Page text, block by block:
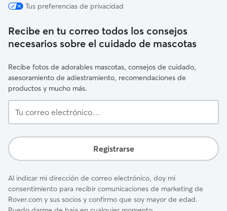
Tus preferencias de privacidad
Recibe en tu correo todos los consejos
necesarios sobre el cuidado de mascotas
Recibe fotos de adorables mascotas, consejos de cuidado,
asesoramiento de adiestramiento, recomendaciones de
productos y mucho más.
correo
Registrarse
Al indicar mi dirección de correo electrónico, doy mi
consentimiento para recibir comunicaciones de marketing de
Rover.com y sus socios y confirmo que soy mayor de edad.